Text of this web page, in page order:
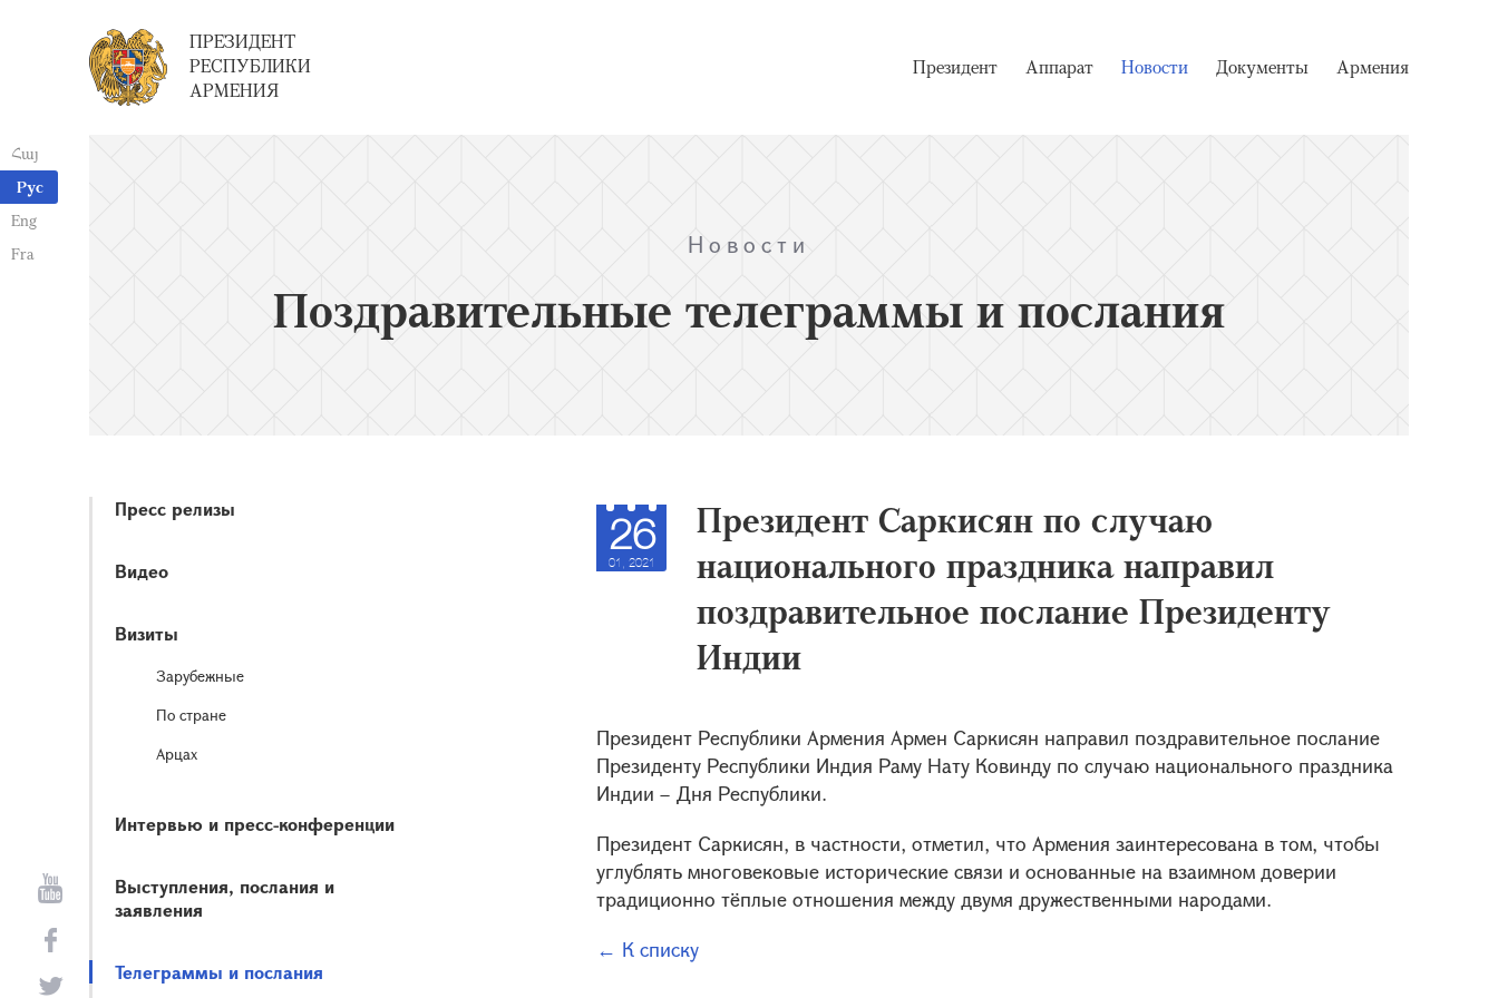
Հայ
Рус
Eng
Fra
ПРЕЗИДЕНТ
РЕСПУБЛИКИ
АРМЕНИЯ
Президент Аппарат Новости Документы Армения
Новости
Поздравительные телеграммы и послания
Пресс релизы
Видео
Визиты
Зарубежные
По стране
Арцах
Интервью и пресс-конференции
Выступления, послания и
заявления
Телеграммы и послания
26
01, 2021
Президент Саркисян по случаю
национального праздника направил
поздравительное послание Президенту
Индии
Президент Республики Армения Армен Саркисян направил поздравительное послание
Президенту Республики Индия Раму Нату Ковинду по случаю национального праздника
Индии – Дня Республики.
Президент Саркисян, в частности, отметил, что Армения заинтересована в том, чтобы
углублять многовековые исторические связи и основанные на взаимном доверии
традиционно тёплые отношения между двумя дружественными народами.
← К списку